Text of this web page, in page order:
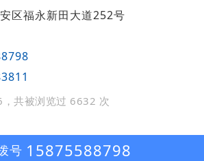
区福永新田大道252号
共被浏览过 6632 次
号 15875588798